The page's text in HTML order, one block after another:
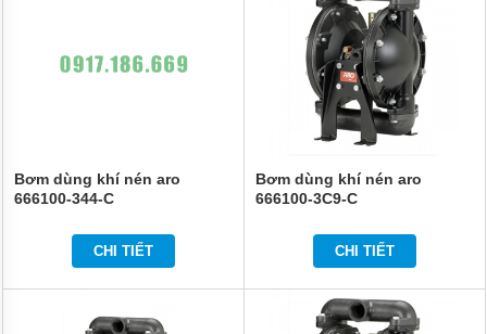
Bơm dùng khí nén aro
666100-344-C
CHI TIẾT
Bơm dùng khí nén aro
666100-3C9-C
CHI TIẾT